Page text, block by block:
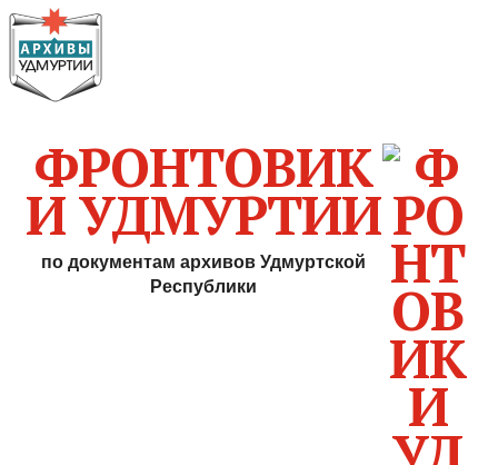
ФРОНТОВИК
И УДМУРТИИ
по документам архивов Удмуртской
Республики